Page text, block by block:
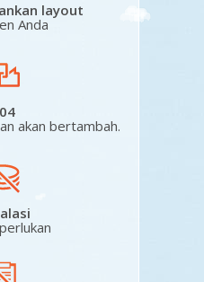
layout
Anda
akan bertambah.